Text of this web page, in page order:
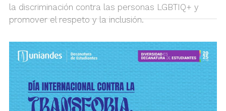
la discriminación contra las personas LGBTIQ+ y
promover el respeto y la inclusión.